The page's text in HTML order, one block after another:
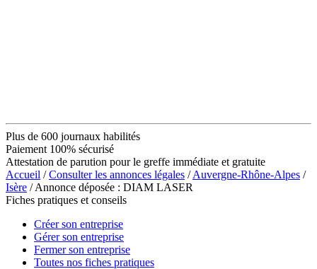
Plus de 600 journaux habilités
Paiement 100% sécurisé
Attestation de parution pour le greffe immédiate et gratuite
Accueil /Consulter les annonces légales /Auvergne-Rhône-Alpes /
Isère / Annonce déposée : DIAM LASER
Fiches pratiques et conseils
Créer son entreprise
Gérer son entreprise
Fermer son entreprise
Toutes nos fiches pratiques